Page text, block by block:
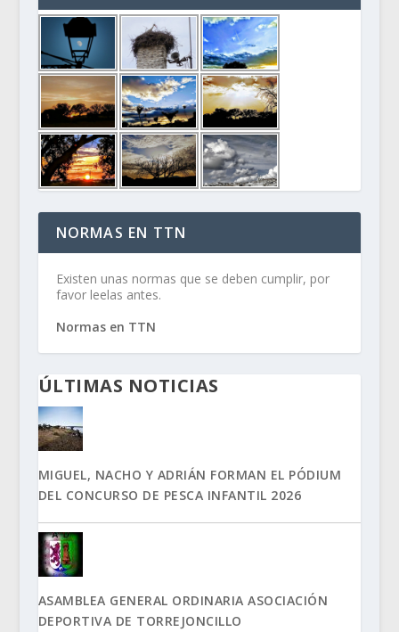
NORMAS EN TTN
Existen unas normas que se deben cumplir, por
favor leelas antes.
Normas en TTN
ÚLTIMAS NOTICIAS
MIGUEL, NACHO Y ADRIÁN FORMAN EL PÓDIUM
DEL CONCURSO DE PESCA INFANTIL 2026
ASAMBLEA GENERAL ORDINARIA ASOCIACIÓN
DEPORTIVA DE TORREJONCILLO